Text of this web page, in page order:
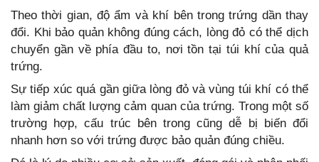
Theo thời gian, độ ẩm và khí bên trong trứng dần thay
đổi. Khi bảo quản không đúng cách, lòng đỏ có thể dịch
chuyển gần về phía đầu to, nơi tồn tại túi khí của quả
trứng.
Sự tiếp xúc quá gần giữa lòng đỏ và vùng túi khí có thể
làm giảm chất lượng cảm quan của trứng. Trong một số
trường hợp, cấu trúc bên trong cũng dễ bị biến đổi
nhanh hơn so với trứng được bảo quản đúng chiều.